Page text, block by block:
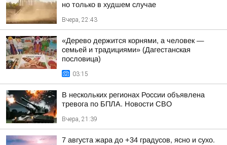
но только в худшем случае
Вчера, 22:43
«Дерево держится корнями, а человек —
семьей и традициями» (Дагестанская
пословица)
03:15
В нескольких регионах России объявлена
тревога по БПЛА. Новости СВО
Вчера, 21:39
7 августа жара до +34 градусов, ясно и сухо.